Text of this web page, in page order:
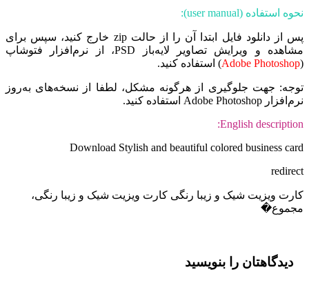
نحوه استفاده (user manual):
پس از دانلود فایل ابتدا آن را از حالت zip خارج کنید، سپس برای
مشاهده و ویرایش تصاویر لایه‌باز PSD، از نرم‌افزار فتوشاپ
(
Adobe Photoshop) استفاده کنید.
توجه: جهت جلوگیری از هرگونه مشکل، لطفا از نسخه‌های به‌روز
نرم‌افزار Adobe Photoshop استفاده کنید.
English description:
Download Stylish and beautiful colored business card
redirect
کارت ویزیت شیک و زیبا رنگی کارت ویزیت شیک و زیبا رنگی،
مجموع�
دیدگاهتان را بنویسید